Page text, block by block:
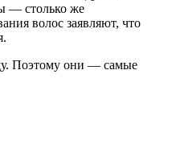
— столько же
волос заявляют, что
Поэтому они — самые